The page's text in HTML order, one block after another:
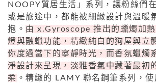
NOOPY質居生活」系列，讓粉絲們
或是旅途中，都能被細緻設計與溫暖
抱。 由 x.Gyroscope 推出的蠟燭加
燈與融蠟功能，精緻純白的狗屋與立
你度過當下的寧靜時光，而香氛蠟燭
淨設計來呈現，淡雅香氣中藏著最初
柔 。精緻的 LAMY 聯名鋼筆系列，